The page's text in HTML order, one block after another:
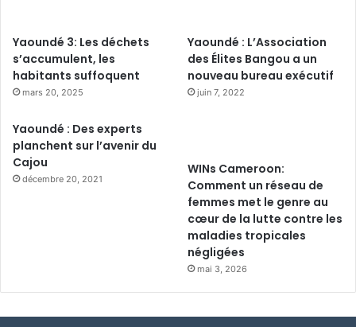
Yaoundé 3: Les déchets
s’accumulent, les
habitants suffoquent
mars 20, 2025
Yaoundé : L’Association
des Élites Bangou a un
nouveau bureau exécutif
juin 7, 2022
Yaoundé : Des experts
planchent sur l’avenir du
Cajou
décembre 20, 2021
WINs Cameroon:
Comment un réseau de
femmes met le genre au
cœur de la lutte contre les
maladies tropicales
négligées
mai 3, 2026